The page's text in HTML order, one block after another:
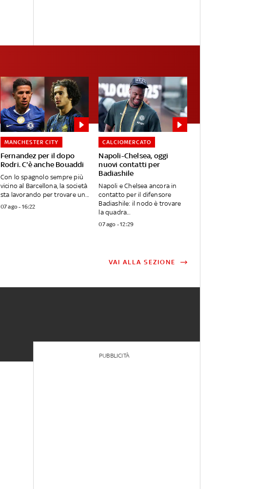
Fernandez per il dopo
Rodri. C'è anche Bouaddi
MANCHESTER CITY
Con lo spagnolo sempre più
vicino al Barcellona, la società
sta lavorando per trovare un...
07 ago - 16:22
Napoli-Chelsea, oggi
nuovi contatti per
Badiashile
CALCIOMERCATO
Napoli e Chelsea ancora in
contatto per il difensore
Badiashile: il nodo è trovare
la quadra...
07 ago - 12:29
VAI ALLA SEZIONE
PUBBLICITÀ